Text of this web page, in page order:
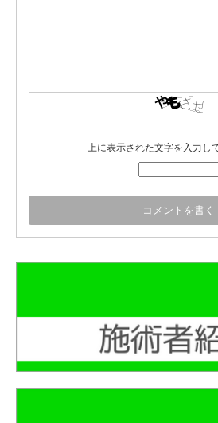
上に表示された文字を入力し